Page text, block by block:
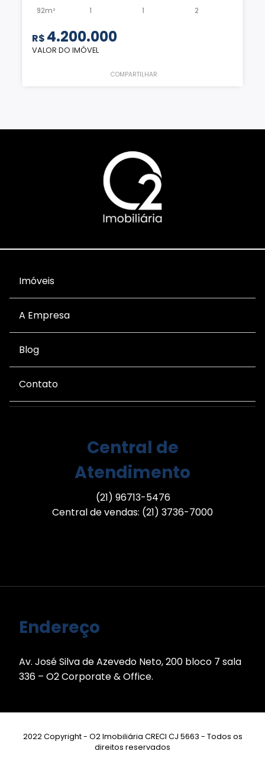
92m² 1 1 2
R$ 4.200.000
VALOR DO IMÓVEL
COMPARTILHAR
Imóveis
A Empresa
Blog
Contato
Central de
Atendimento
(21) 96713-5476
Central de vendas: (21) 3736-7000
Endereço
Av. José Silva de Azevedo Neto, 200 bloco 7 sala
336 – O2 Corporate & Office.
2022 Copyright - O2 Imobiliária CRECI CJ 5663 - Todos os
direitos reservados